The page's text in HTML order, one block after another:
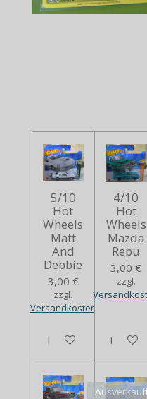
5/10
Hot
Wheels
Matt
And
Debbie
3,00 €
zzgl.
Versandkosten
In den Warenkorb
4/10
Hot
Wheels
Mazda
Repu
3,00 €
zzgl.
In den